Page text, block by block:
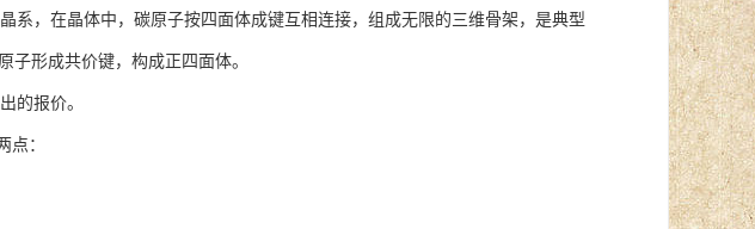
，在晶体中，碳原子按四面体成键互相连接，组成无限的三维骨架，是典型
子形成共价键，构成正四面体。
的报价。
：